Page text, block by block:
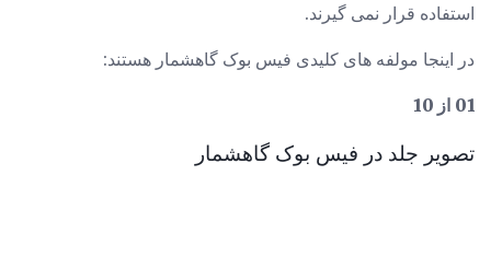
استفاده قرار نمی گیرند.
در اینجا مولفه های کلیدی فیس بوک گاهشمار هستند:
01 از 10
تصویر جلد در فیس بوک گاهشمار